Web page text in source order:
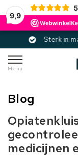
9,9
Menu
Blog
medicijnen